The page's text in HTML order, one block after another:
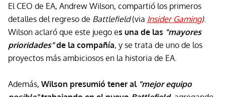
El CEO de EA, Andrew Wilson, compartió los primeros
detalles del regreso de Battlefield(via Insider Gaming).
Wilson aclaró que este juego es una de las "mayores
prioridades"de la compañía, y se trata de uno de los
proyectos más ambiciosos en la historia de EA.
Además, Wilson presumió tener al "mejor equipo